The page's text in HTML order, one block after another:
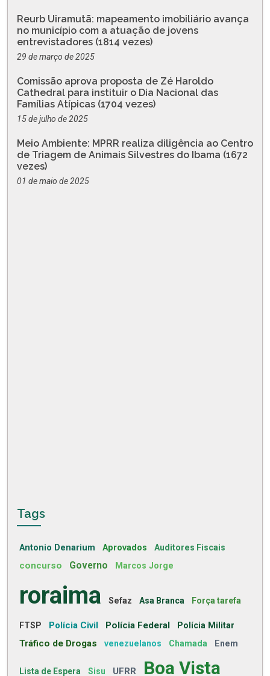
Reurb Uiramutã: mapeamento imobiliário avança
no município com a atuação de jovens
entrevistadores (1814 vezes)
29 de março de 2025
Comissão aprova proposta de Zé Haroldo
Cathedral para instituir o Dia Nacional das
Famílias Atípicas (1704 vezes)
15 de julho de 2025
Meio Ambiente: MPRR realiza diligência ao Centro
de Triagem de Animais Silvestres do Ibama (1672
vezes)
01 de maio de 2025
Tags
Antonio Denarium Aprovados Auditores Fiscais
concurso Governo Marcos Jorge
roraima Sefaz Asa Branca Força tarefa
FTSP Polícia Civil Polícia Federal Polícia Militar
Tráfico de Drogas venezuelanos Chamada Enem
Lista de Espera Sisu UFRR Boa Vista